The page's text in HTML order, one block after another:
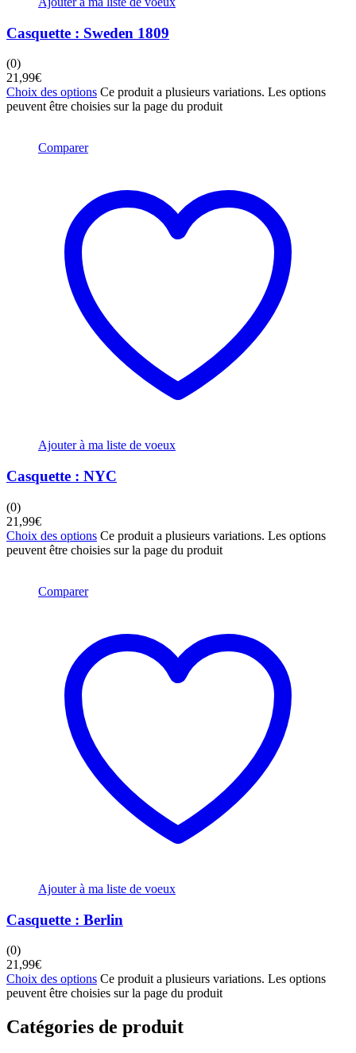
Casquette : Sweden 1809
(0)
21,99€
Choix des options Ce produit a plusieurs variations. Les options
peuvent être choisies sur la page du produit
Comparer
Ajouter à ma liste de voeux
Casquette : NYC
(0)
21,99€
Choix des options Ce produit a plusieurs variations. Les options
peuvent être choisies sur la page du produit
Comparer
Ajouter à ma liste de voeux
Casquette : Berlin
(0)
21,99€
Choix des options Ce produit a plusieurs variations. Les options
peuvent être choisies sur la page du produit
Catégories de produit